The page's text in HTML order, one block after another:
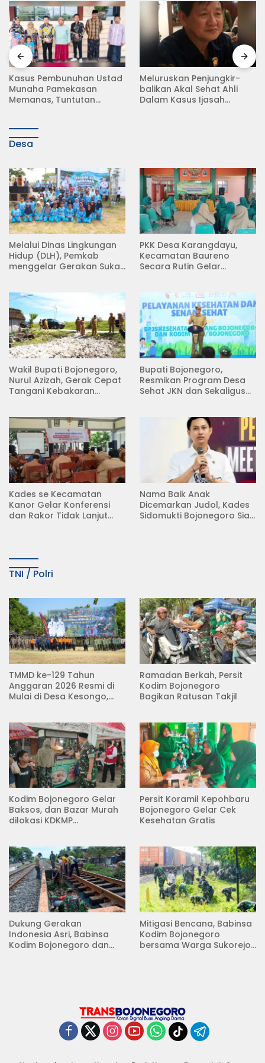
Meluruskan Penjungkir-
balikan Akal Sehat Ahli
Dalam Kasus Ijasah
Rampas Motor Tanpa
Surat Resmi, Modus Baru
Debt Collector di Jalan
Desa
Melalui Dinas Lingkungan
Hidup (DLH), Pemkab
menggelar Gerakan Suka
PKK Desa Karangdayu,
Kecamatan Baureno
Secara Rutin Gelar
Wakil Bupati Bojonegoro,
Nurul Azizah, Gerak Cepat
Tangani Kebakaran
Bupati Bojonegoro,
Resmikan Program Desa
Sehat JKN dan Sekaligus
Kades se Kecamatan
Kanor Gelar Konferensi
dan Rakor Tidak Lanjut
Nama Baik Anak
Dicemarkan Judol, Kades
Sidomukti Bojonegoro Siap
TNI / Polri
TMMD ke-129 Tahun
Anggaran 2026 Resmi di
Mulai di Desa Kesongo,
Ramadan Berkah, Persit
Kodim Bojonegoro
Bagikan Ratusan Takjil
Kodim Bojonegoro Gelar
Baksos, dan Bazar Murah
dilokasi KDKMP
Persit Koramil Kepohbaru
Bojonegoro Gelar Cek
Kesehatan Gratis
Dukung Gerakan
Indonesia Asri, Babinsa
Kodim Bojonegoro dan
Mitigasi Bencana, Babinsa
Kodim Bojonegoro
bersama Warga Sukorejo